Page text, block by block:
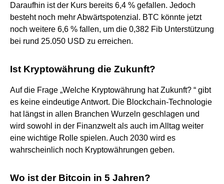
Daraufhin ist der Kurs bereits 6,4 % gefallen. Jedoch
besteht noch mehr Abwärtspotenzial. BTC könnte jetzt
noch weitere 6,6 % fallen, um die 0,382 Fib Unterstützung
bei rund 25.050 USD zu erreichen.
Ist Kryptowährung die Zukunft?
Auf die Frage „Welche Kryptowährung hat Zukunft? “ gibt
es keine eindeutige Antwort. Die Blockchain-Technologie
hat längst in allen Branchen Wurzeln geschlagen und
wird sowohl in der Finanzwelt als auch im Alltag weiter
eine wichtige Rolle spielen. Auch 2030 wird es
wahrscheinlich noch Kryptowährungen geben.
Wo ist der Bitcoin in 5 Jahren?